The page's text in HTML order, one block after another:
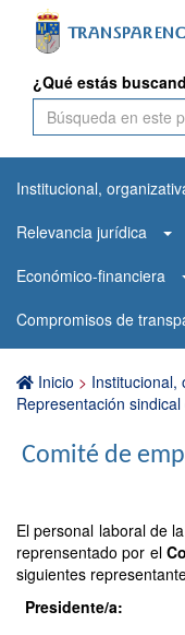
¿Qué estás
Institucional,
Relevancia jurídica
Económico-financiera
Compromisos de
Inicio > Institucional,
Representación
Comité de
El personal laboral de
reprensentado por el
siguientes
Presidente/a: